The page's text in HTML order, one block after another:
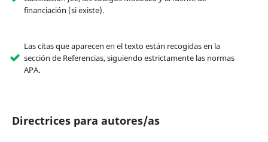
financiación (si existe).
Las citas que aparecen en el texto están recogidas en la
sección de Referencias, siguiendo estrictamente las normas
APA.
Directrices para autores/as